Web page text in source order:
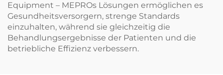
Equipment – MEPROs Lösungen ermöglichen es
Gesundheitsversorgern, strenge Standards
einzuhalten, während sie gleichzeitig die
Behandlungsergebnisse der Patienten und die
betriebliche Effizienz verbessern.